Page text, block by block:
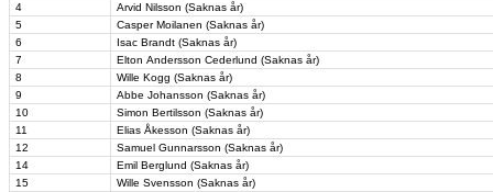
4
Arvid Nilsson (Saknas år)
5
Casper Moilanen (Saknas år)
6
Isac Brandt (Saknas år)
7
Elton Andersson Cederlund (Saknas år)
8
Wille Kogg (Saknas år)
9
Abbe Johansson (Saknas år)
10
Simon Bertilsson (Saknas år)
11
Elias Åkesson (Saknas år)
12
Samuel Gunnarsson (Saknas år)
14
Emil Berglund (Saknas år)
15
Wille Svensson (Saknas år)